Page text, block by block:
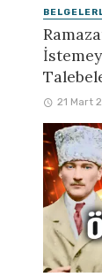
21 Mart